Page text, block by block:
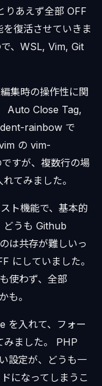
りあえず全部 OFF
復活させていきま
、WSL, Vim, Git
集時の操作性に関
Auto Close Tag,
rainbow で
の vim-
すが、複数行の場
てみました。
ト機能で、基本的
どうも Github
は共存が難しいっ
にしていました。
使わず、全部
も。
を入れて、フォー
ました。 PHP
設定が、どうも一
になってしまうこ